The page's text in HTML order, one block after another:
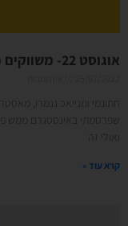
אוגוסט 22- משווקים (גם) מהחופש
חתונמי ומנייאכ נגמרו,
שפרסמתי באינסטגרם ממש
ואולי זה
קרא עוד »